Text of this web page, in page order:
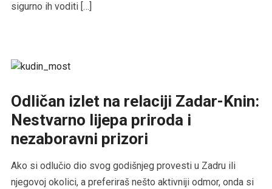
sigurno ih voditi […]
Odličan izlet na relaciji Zadar-Knin:
Nestvarno lijepa priroda i
nezaboravni prizori
Ako si odlučio dio svog godišnjeg provesti u Zadru ili
njegovoj okolici, a preferiraš nešto aktivniji odmor, onda si